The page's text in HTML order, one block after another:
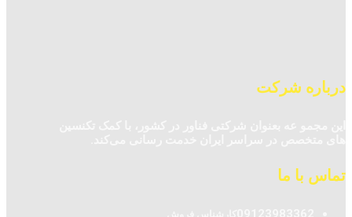
درباره شرکت
این مجمو عه بعنوان شرکتی فناور در کشور، با کمک تکنسین‌
تماس با ما